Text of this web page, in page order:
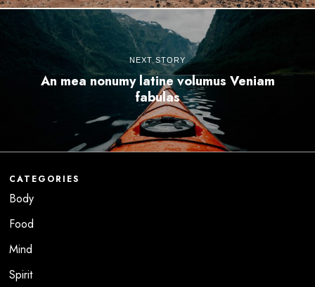
NEXT STORY
An mea nonumy latine volumus Veniam
fabulas
CATEGORIES
Body
Food
Mind
Spirit